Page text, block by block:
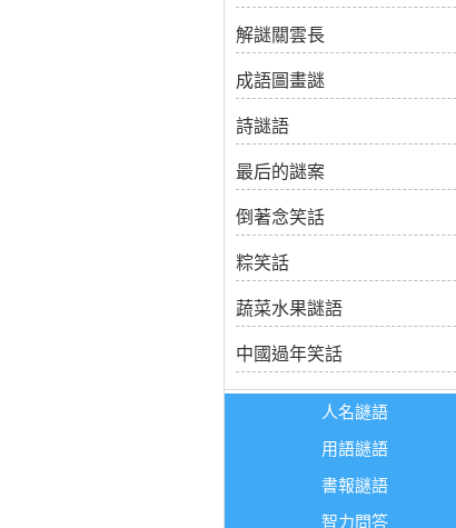
解謎關雲長
成語圖畫謎
詩謎語
最后的謎案
倒著念笑話
粽笑話
蔬菜水果謎語
中國過年笑話
人名謎語
用語謎語
書報謎語
智力問答